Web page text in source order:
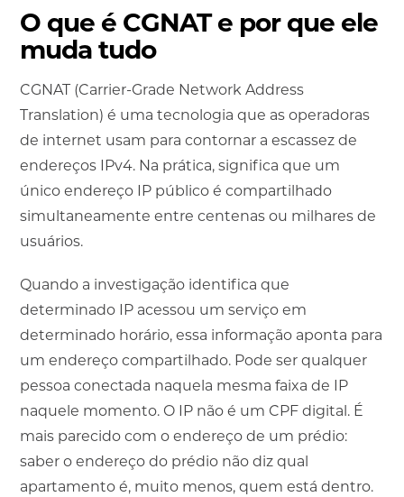
O que é CGNAT e por que ele
muda tudo
CGNAT (Carrier-Grade Network Address
Translation) é uma tecnologia que as operadoras
de internet usam para contornar a escassez de
endereços IPv4. Na prática, significa que um
único endereço IP público é compartilhado
simultaneamente entre centenas ou milhares de
usuários.
Quando a investigação identifica que
determinado IP acessou um serviço em
determinado horário, essa informação aponta para
um endereço compartilhado. Pode ser qualquer
pessoa conectada naquela mesma faixa de IP
naquele momento. O IP não é um CPF digital. É
mais parecido com o endereço de um prédio:
saber o endereço do prédio não diz qual
apartamento é, muito menos, quem está dentro.